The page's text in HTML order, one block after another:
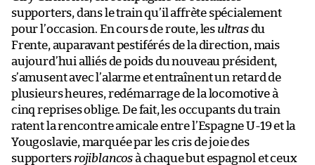
supporters, dans le train qu’il affrète spécialement
pour l’occasion. En cours de route, lesultrasdu
Frente, auparavant pestiférés de la direction, mais
aujourd’hui alliés de poids du nouveau président,
s’amusent avec l’alarme et entraînent un retard de
plusieurs heures, redémarrage de la locomotive à
cinq reprises oblige. De fait, les occupants du train
ratent la rencontre amicale entre l’Espagne U-19 et la
Yougoslavie, marquée par les cris de joie des
supporters rojiblancosà chaque but espagnol et ceux